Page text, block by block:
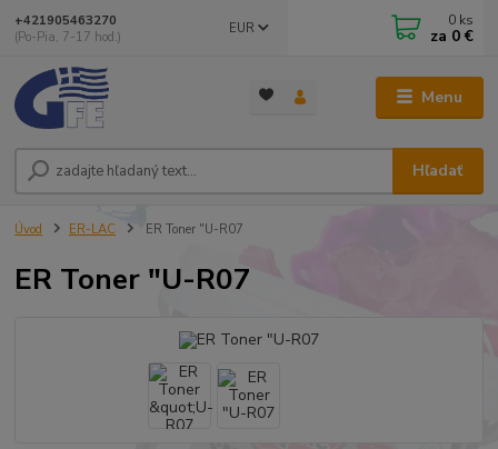
Menu
EUR
Hľadať
+421905463270
(Po-Pia, 7-17 hod.)
0 ks
za 0 €
Úvod ER-LAC ER Toner "U-R07
ER Toner "U-R07